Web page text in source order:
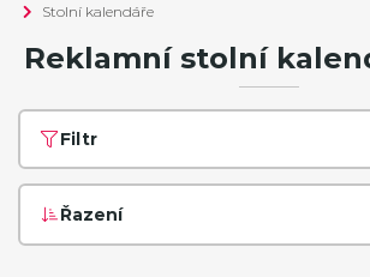
Stolní kalendáře
Reklamní stolní
Filtr
Řazení